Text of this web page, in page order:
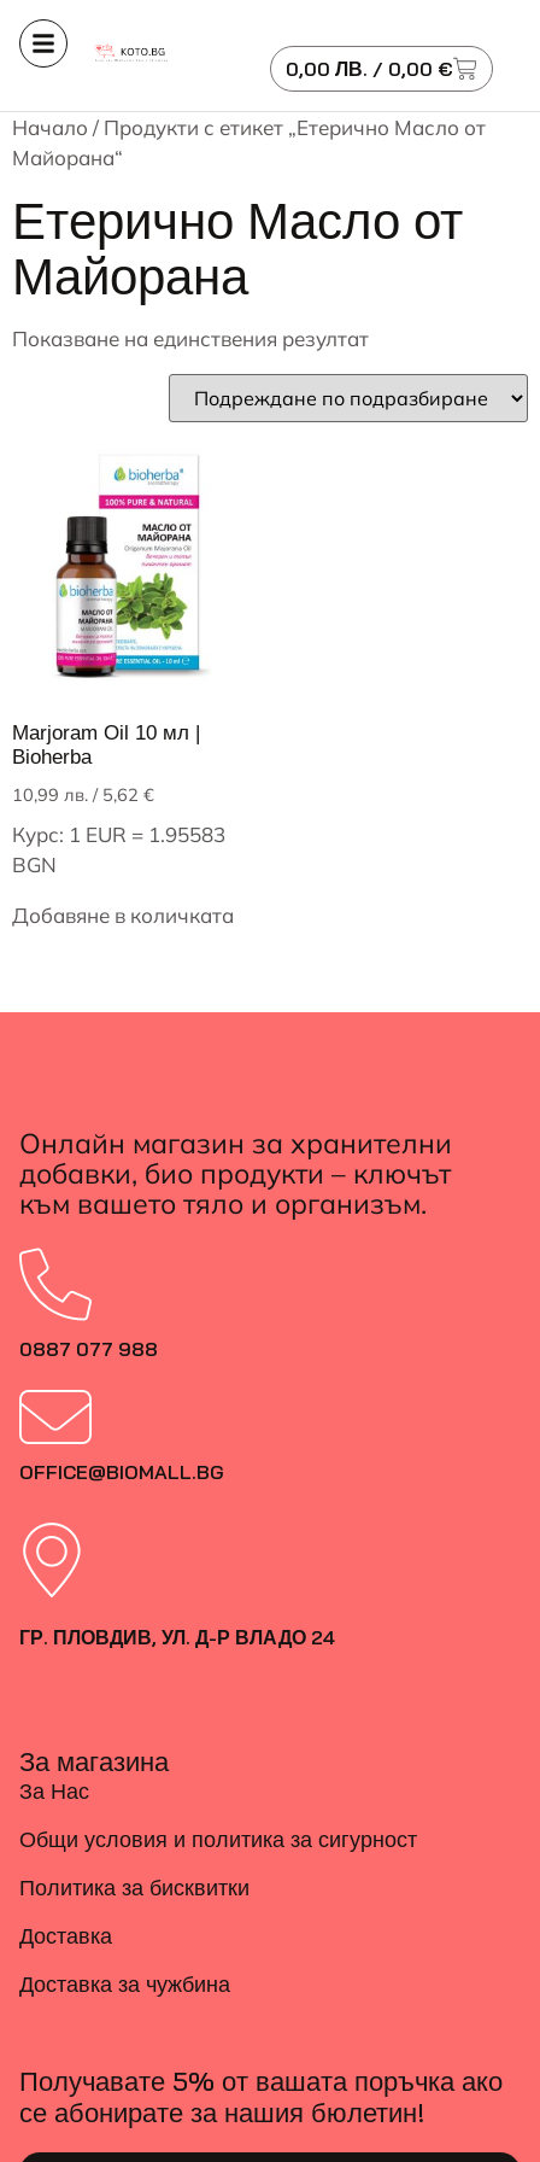
0,00 ЛВ. / 0,00 €
Начало / Продукти с етикет „Етерично Масло от
Майорана“
Етерично Масло от
Майорана
Показване на единствения резултат
Marjoram Oil 10 мл |
Bioherba
10,99 лв. / 5,62 €
Курс: 1 EUR = 1.95583
BGN
Добавяне в количката
Онлайн магазин за хранителни
добавки, био продукти – ключът
към вашето тяло и организъм.
0887 077 988
OFFICE@BIOMALL.BG
ГР. ПЛОВДИВ, УЛ. Д-Р ВЛАДО 24
За магазина
За Нас
Общи условия и политика за сигурност
Политика за бисквитки
Доставка
Доставка за чужбина
Получавате 5% от вашата поръчка ако
се абонирате за нашия бюлетин!